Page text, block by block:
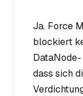
Ja. Force
blockiert
dass sich